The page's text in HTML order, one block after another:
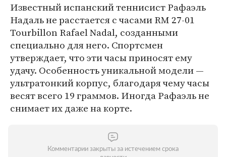
Известный испанский теннисист Рафаэль
Надаль не расстается с часами RM 27-01
Tourbillon Rafael Nadal, созданными
специально для него. Спортсмен
утверждает, что эти часы приносят ему
удачу. Особенность уникальной модели —
ультратонкий корпус, благодаря чему часы
весят всего 19 граммов. Иногда Рафаэль не
снимает их даже на корте.
Комментарии закрыты за истечением срока